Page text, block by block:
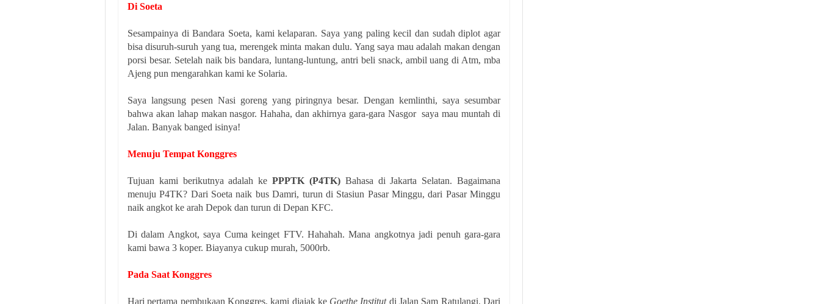
Di Soeta
Sesampainya di Bandara Soeta, kami kelaparan. Saya yang paling kecil dan sudah diplot agar
bisa disuruh-suruh yang tua, merengek minta makan dulu. Yang saya mau adalah makan dengan
porsi besar. Setelah naik bis bandara, luntang-luntung, antri beli snack, ambil uang di Atm, mba
Ajeng pun mengarahkan kami ke Solaria.
Saya langsung pesen Nasi goreng yang piringnya besar. Dengan kemlinthi, saya sesumbar
bahwa akan lahap makan nasgor. Hahaha, dan akhirnya gara-gara Nasgor saya mau muntah di
Jalan. Banyak banged isinya!
Menuju Tempat Konggres
Tujuan kami berikutnya adalah kePPPTK (P4TK)Bahasa di Jakarta Selatan. Bagaimana
menuju P4TK? Dari Soeta naik bus Damri, turun di Stasiun Pasar Minggu, dari Pasar Minggu
naik angkot ke arah Depok dan turun di Depan KFC.
Di dalam Angkot, saya Cuma keinget FTV. Hahahah. Mana angkotnya jadi penuh gara-gara
kami bawa 3 koper. Biayanya cukup murah, 5000rb.
Pada Saat Konggres
Hari pertama pembukaan Konggres, kami diajak ke Goethe Institutdi Jalan Sam Ratulangi. Dari